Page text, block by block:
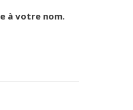
à votre nom.